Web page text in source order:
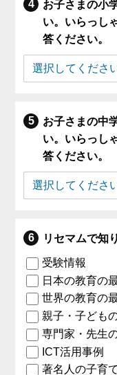
お子さまの小
い。いらっし
答ください。
お子さまの中
い。いらっし
答ください。
リセマムで知
受験情報
日本の教育の
世界の教育の
親子・子ども
専門家・先生
ICT活用事例
著名人の子育